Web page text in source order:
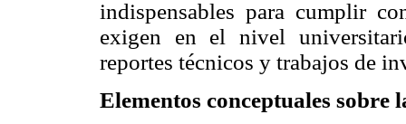
indispensables para cumplir
exigen en el nivel
reportes técnicos y trabajos de
Elementos conceptuales sobre